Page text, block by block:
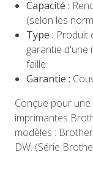
Capacité :
(selon les
Type : Produit
garantie d'une
faille.
Garantie :
Conçue pour
imprimantes
modèles :
DW. (Série